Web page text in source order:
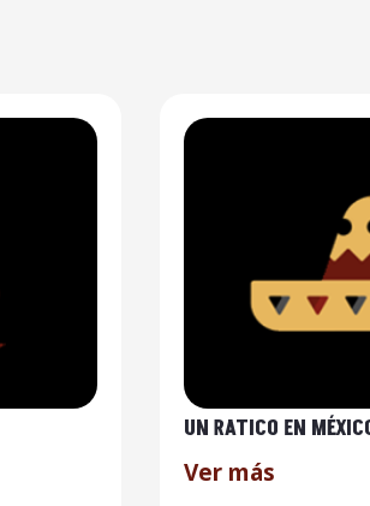
UN RATICO EN
Ver más